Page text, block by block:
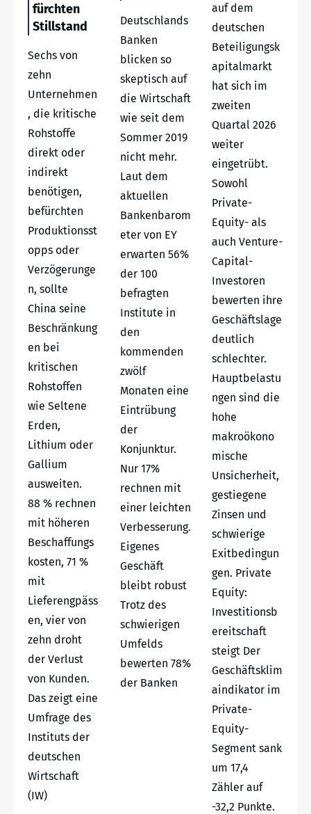
fürchten
Stillstand
Sechs von
zehn
Unternehmen
, die kritische
Rohstoffe
direkt oder
indirekt
benötigen,
befürchten
Produktionsst
opps oder
Verzögerunge
n, sollte
China seine
Beschränkung
en bei
kritischen
Rohstoffen
wie Seltene
Erden,
Lithium oder
Gallium
ausweiten.
88 % rechnen
mit höheren
Beschaffungs
kosten, 71 %
mit
Lieferengpäss
en, vier von
zehn droht
der Verlust
von Kunden.
Das zeigt eine
Umfrage des
Instituts der
deutschen
Wirtschaft
(IW)
Deutschlands
Banken
blicken so
skeptisch auf
die Wirtschaft
wie seit dem
Sommer 2019
nicht mehr.
Laut dem
aktuellen
Bankenbarom
eter von EY
erwarten 56%
der 100
befragten
Institute in
den
kommenden
zwölf
Monaten eine
Eintrübung
der
Konjunktur.
Nur 17%
rechnen mit
einer leichten
Verbesserung.
Eigenes
Geschäft
bleibt robust
Trotz des
schwierigen
Umfelds
bewerten 78%
der Banken
auf dem
deutschen
Beteiligungsk
apitalmarkt
hat sich im
zweiten
Quartal 2026
weiter
eingetrübt.
Sowohl
Private-
Equity- als
auch Venture-
Capital-
Investoren
bewerten ihre
Geschäftslage
deutlich
schlechter.
Hauptbelastu
ngen sind die
hohe
makroökono
mische
Unsicherheit,
gestiegene
Zinsen und
schwierige
Exitbedingun
gen. Private
Equity:
Investitionsb
ereitschaft
steigt Der
Geschäftsklim
aindikator im
Private-
Equity-
Segment sank
um 17,4
Zähler auf
-32,2 Punkte.